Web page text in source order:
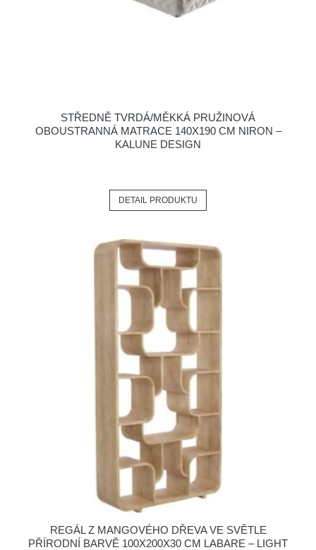
STŘEDNĚ TVRDÁ/MĚKKÁ PRUŽINOVÁ
OBOUSTRANNÁ MATRACE 140X190 CM NIRON –
KALUNE DESIGN
DETAIL PRODUKTU
REGÁL Z MANGOVÉHO DŘEVA VE SVĚTLE
PŘÍRODNÍ BARVĚ 100X200X30 CM LABARE – LIGHT